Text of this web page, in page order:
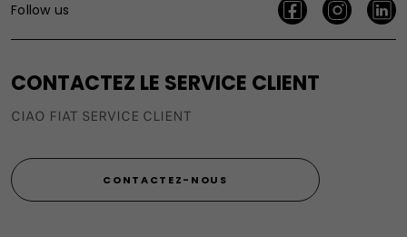
Follow us
CONTACTEZ LE SERVICE CLIENT
CIAO FIAT SERVICE CLIENT
CONTACTEZ-NOUS